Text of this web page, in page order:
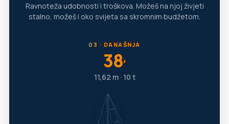
Ravnoteža udobnosti i troškova. Možeš na njoj živjeti
stalno, možeš i oko svijeta sa skromnim budžetom.
03 · DANAŠNJA
38′
11,62 m · 10 t